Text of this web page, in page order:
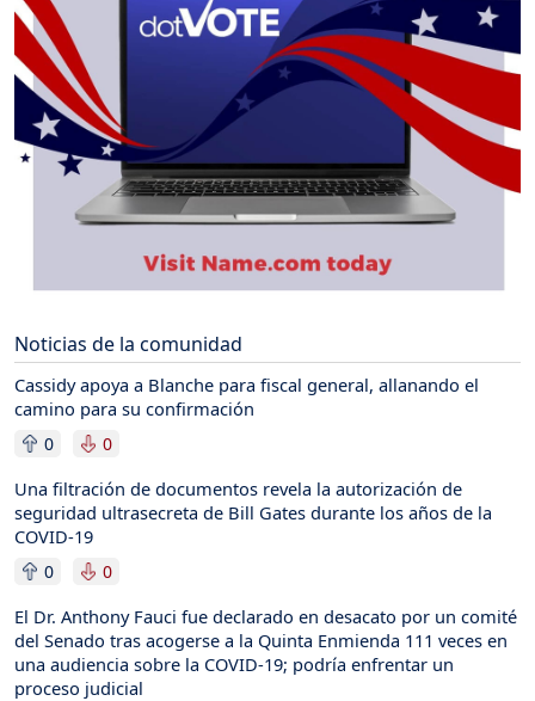
Noticias de la comunidad
Cassidy apoya a Blanche para fiscal general, allanando el
camino para su confirmación
0 0
Una filtración de documentos revela la autorización de
seguridad ultrasecreta de Bill Gates durante los años de la
COVID-19
0 0
El Dr. Anthony Fauci fue declarado en desacato por un comité
del Senado tras acogerse a la Quinta Enmienda 111 veces en
una audiencia sobre la COVID-19; podría enfrentar un
proceso judicial